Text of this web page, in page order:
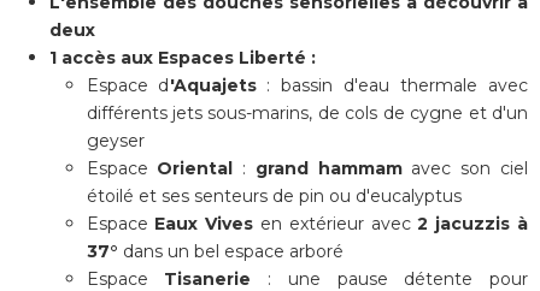
deux
1 accès aux Espaces Liberté :
Espace d'Aquajets : bassin d'eau thermale avec
différents jets sous-marins, de cols de cygne et d'un
geyser
Espace Oriental : grand hammamavec son ciel
étoilé et ses senteurs de pin ou d'eucalyptus
Espace Eaux Vives en extérieur avec2 jacuzzis à
37° dans un bel espace arboré
Espace Tisanerie : une pause détente pour